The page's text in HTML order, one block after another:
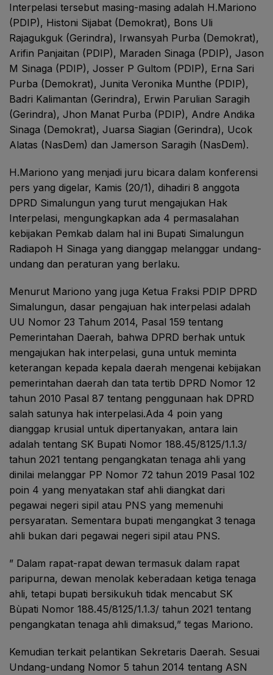
Interpelasi tersebut masing-masing adalah H.Mariono
(PDIP), Histoni Sijabat (Demokrat), Bons Uli
Rajagukguk (Gerindra), Irwansyah Purba (Demokrat),
Arifin Panjaitan (PDIP), Maraden Sinaga (PDIP), Jason
M Sinaga (PDIP), Josser P Gultom (PDIP), Erna Sari
Purba (Demokrat), Junita Veronika Munthe (PDIP),
Badri Kalimantan (Gerindra), Erwin Parulian Saragih
(Gerindra), Jhon Manat Purba (PDIP), Andre Andika
Sinaga (Demokrat), Juarsa Siagian (Gerindra), Ucok
Alatas (NasDem) dan Jamerson Saragih (NasDem).
H.Mariono yang menjadi juru bicara dalam konferensi
pers yang digelar, Kamis (20/1), dihadiri 8 anggota
DPRD Simalungun yang turut mengajukan Hak
Interpelasi, mengungkapkan ada 4 permasalahan
kebijakan Pemkab dalam hal ini Bupati Simalungun
Radiapoh H Sinaga yang dianggap melanggar undang-
undang dan peraturan yang berlaku.
Menurut Mariono yang juga Ketua Fraksi PDIP DPRD
Simalungun, dasar pengajuan hak interpelasi adalah
UU Nomor 23 Tahum 2014, Pasal 159 tentang
Pemerintahan Daerah, bahwa DPRD berhak untuk
mengajukan hak interpelasi, guna untuk meminta
keterangan kepada kepala daerah mengenai kebijakan
pemerintahan daerah dan tata tertib DPRD Nomor 12
tahun 2010 Pasal 87 tentang penggunaan hak DPRD
salah satunya hak interpelasi.Ada 4 poin yang
dianggap krusial untuk dipertanyakan, antara lain
adalah tentang SK Bupati Nomor 188.45/8125/1.1.3/
tahun 2021 tentang pengangkatan tenaga ahli yang
dinilai melanggar PP Nomor 72 tahun 2019 Pasal 102
poin 4 yang menyatakan staf ahli diangkat dari
pegawai negeri sipil atau PNS yang memenuhi
persyaratan. Sementara bupati mengangkat 3 tenaga
ahli bukan dari pegawai negeri sipil atau PNS.
” Dalam rapat-rapat dewan termasuk dalam rapat
paripurna, dewan menolak keberadaan ketiga tenaga
ahli, tetapi bupati bersikukuh tidak mencabut SK
Bùpati Nomor 188.45/8125/1.1.3/ tahun 2021 tentang
pengangkatan tenaga ahli dimaksud,” tegas Mariono.
Kemudian terkait pelantikan Sekretaris Daerah. Sesuai
Undang-undang Nomor 5 tahun 2014 tentang ASN